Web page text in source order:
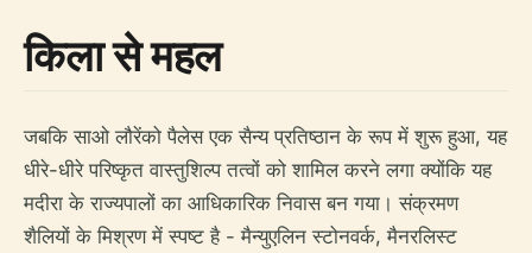
किला से महल
जबकि साओ लौरेंको पैलेस एक सैन्य प्रतिष्ठान के रूप में शुरू हुआ, यह
धीरे-धीरे परिष्कृत वास्तुशिल्प तत्वों को शामिल करने लगा क्योंकि यह
मदीरा के राज्यपालों का आधिकारिक निवास बन गया। संक्रमण
शैलियों के मिश्रण में स्पष्ट है - मैन्युएलिन स्टोनवर्क, मैनरलिस्ट